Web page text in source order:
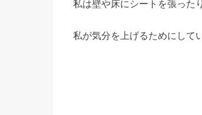
私は壁や床にシートを張った
私が気分を上げるためにして